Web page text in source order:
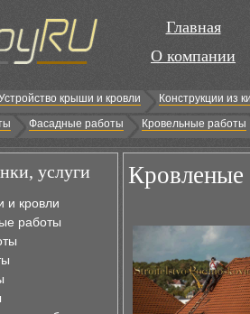
Главная
О компании
крыши и кровли
Конструкции из
Фасадные работы Кровельные работы
услуги
и кровли
работы
Кровленые